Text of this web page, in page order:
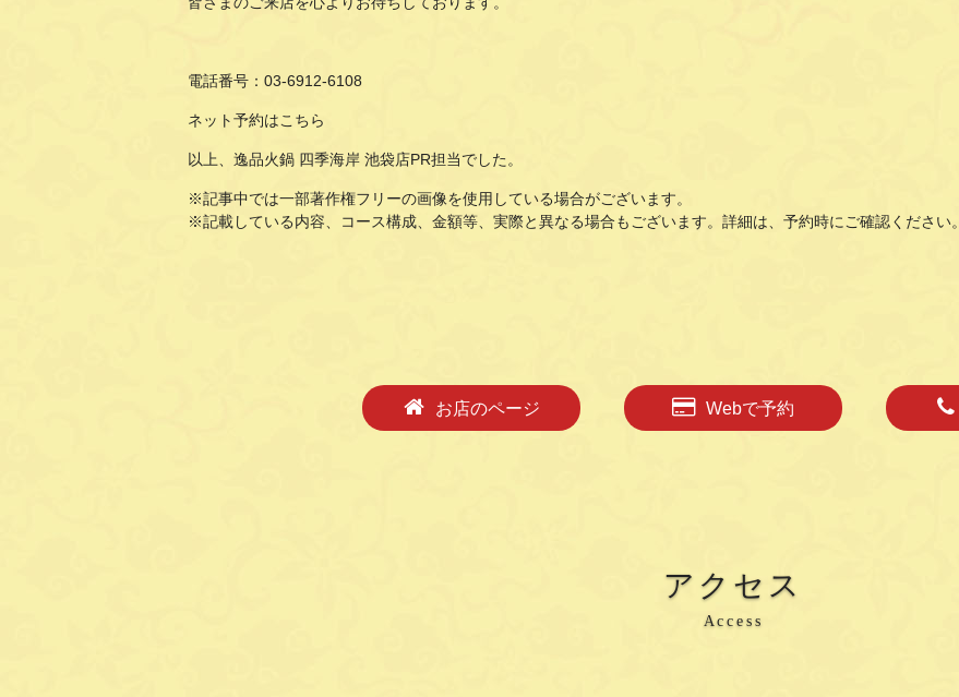
電話番号： 03-6912-6108
ネット予約はこちら
以上、逸品火鍋 四季海岸 池袋店PR担当でした。
※記事中では一部著作権フリーの画像を使用している場合がございます。
※記載している内容、コース構成、金額等、実際と異なる場合もございます。詳細は、予約時にご確認ください。
お店のページ Webで予約
アクセス
Access